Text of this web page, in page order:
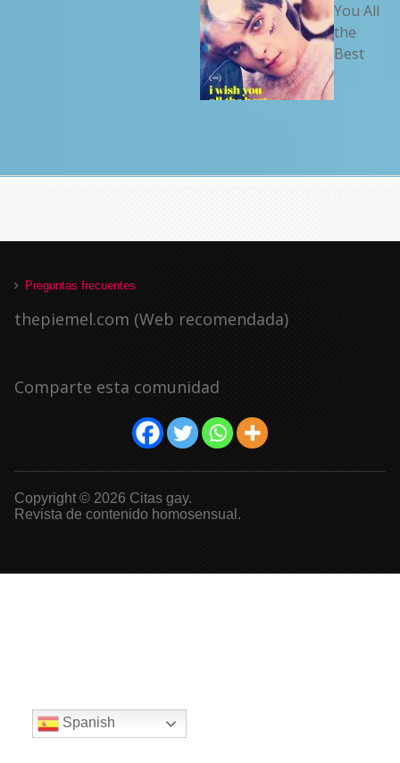
You All
the
Best
Preguntas frecuentes
thepiemel.com (Web recomendada)
Comparte esta comunidad
Copyright © 2026 Citas gay.
Revista de contenido homosensual.
Spanish